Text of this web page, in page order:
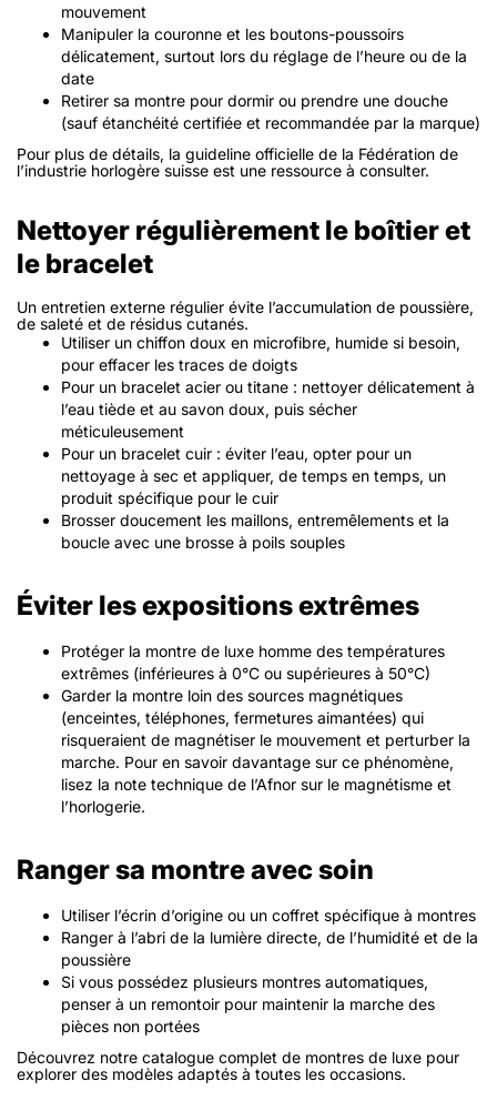
mouvement
Manipuler la couronne et les boutons-poussoirs
délicatement, surtout lors du réglage de l’heure ou de la
date
Retirer sa montre pour dormir ou prendre une douche
(sauf étanchéité certifiée et recommandée par la marque)
Pour plus de détails, la guideline officielle de la Fédération de
l’industrie horlogère suisse est une ressource à consulter.
Nettoyer régulièrement le boîtier et
le bracelet
Un entretien externe régulier évite l’accumulation de poussière,
de saleté et de résidus cutanés.
Utiliser un chiffon doux en microfibre, humide si besoin,
pour effacer les traces de doigts
Pour un bracelet acier ou titane : nettoyer délicatement à
l’eau tiède et au savon doux, puis sécher
méticuleusement
Pour un bracelet cuir : éviter l’eau, opter pour un
nettoyage à sec et appliquer, de temps en temps, un
produit spécifique pour le cuir
Brosser doucement les maillons, entremêlements et la
boucle avec une brosse à poils souples
Éviter les expositions extrêmes
Protéger la montre de luxe homme des températures
extrêmes (inférieures à 0°C ou supérieures à 50°C)
Garder la montre loin des sources magnétiques
(enceintes, téléphones, fermetures aimantées) qui
risqueraient de magnétiser le mouvement et perturber la
marche. Pour en savoir davantage sur ce phénomène,
lisez la note technique de l’Afnor sur le magnétisme et
l’horlogerie.
Ranger sa montre avec soin
Utiliser l’écrin d’origine ou un coffret spécifique à montres
Ranger à l’abri de la lumière directe, de l’humidité et de la
poussière
Si vous possédez plusieurs montres automatiques,
penser à un remontoir pour maintenir la marche des
pièces non portées
Découvrez notre catalogue complet de montres de luxe pour
explorer des modèles adaptés à toutes les occasions.